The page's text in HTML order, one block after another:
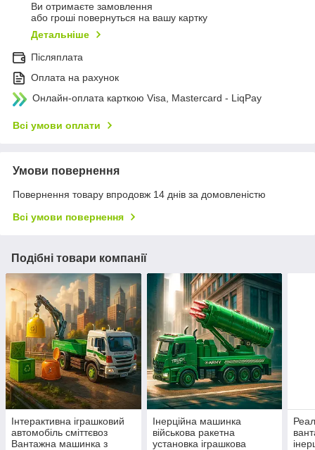
Ви отримаєте замовлення
або гроші повернуться на вашу картку
Детальніше
Післяплата
Оплата на рахунок
Онлайн-оплата карткою Visa, Mastercard - LiqPay
Всі умови оплати
Умови повернення
Повернення товару впродовж 14 днів за домовленістю
Всі умови повернення
Подібні товари компанії
Інтерактивна іграшковий
автомобіль сміттєвоз
Вантажна машинка з
Інерційна машинка
військова ракетна
установка іграшкова